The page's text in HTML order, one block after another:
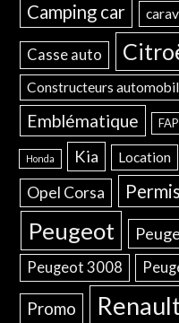
Camping car
Casse auto
Constructeurs
Emblématique FAP
Honda Kia Location
Opel Corsa
Peugeot
Peugeot 3008
Promo